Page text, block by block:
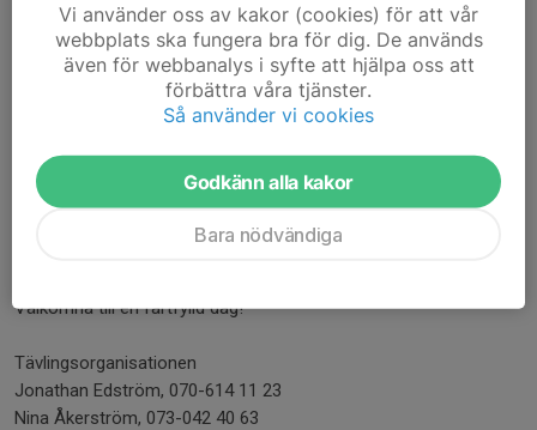
säkerhetskrav)
Ladda hem blankett här >>
Vid sjukdom
Om du blir sjuk, anmäl detta till tävlingsledare och stanna
Välkomna till en fartfylld dag!
Tävlingsorganisationen
Jonathan Edström, 070-614 11 23
Nina Åkerström, 073-042 40 63
Vi använder oss av kakor (cookies) för att vår
webbplats ska fungera bra för dig. De används
även för webbanalys i syfte att hjälpa oss att
förbättra våra tjänster.
Så använder vi cookies
Godkänn alla kakor
Bara nödvändiga